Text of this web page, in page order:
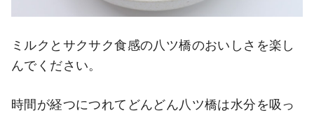
ミルクとサクサク食感の八ツ橋のおいしさを楽し
んでください。
時間が経つにつれてどんどん八ツ橋は水分を吸っ